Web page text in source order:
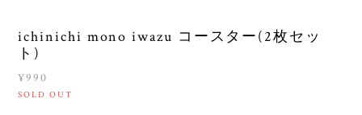
ichinichi mono iwazu コースター(2枚セッ
ト)
¥990
SOLD OUT